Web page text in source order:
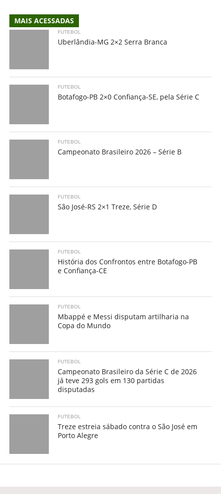
MAIS ACESSADAS
FUTEBOL
Uberlândia-MG 2×2 Serra Branca
FUTEBOL
Botafogo-PB 2×0 Confiança-SE, pela Série C
FUTEBOL
Campeonato Brasileiro 2026 – Série B
FUTEBOL
São José-RS 2×1 Treze, Série D
FUTEBOL
História dos Confrontos entre Botafogo-PB
e Confiança-CE
FUTEBOL
Mbappé e Messi disputam artilharia na
Copa do Mundo
FUTEBOL
Campeonato Brasileiro da Série C de 2026
já teve 293 gols em 130 partidas
disputadas
FUTEBOL
Treze estreia sábado contra o São José em
Porto Alegre